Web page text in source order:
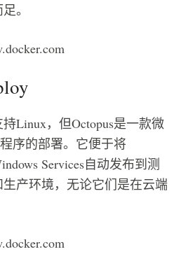
。
Linux，但Octopus是一款微
序的部署。它便于将
Services自动发布到测
产环境，无论它们是在云端